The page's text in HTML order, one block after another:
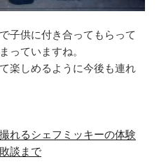
子供に付き合ってもらって
っていますね。
楽しめるように今後も連れ
れるシェフミッキーの体験
談まで